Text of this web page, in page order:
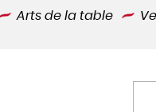
Arts de la table